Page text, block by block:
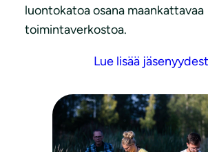
luontokatoa osana maankattavaa
toimintaverkostoa.
Lue lisää